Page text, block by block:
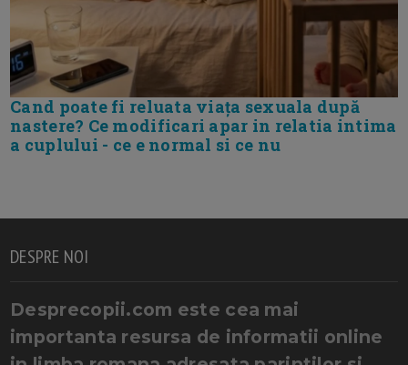
Cand poate fi reluata viața sexuala după
nastere? Ce modificari apar in relatia intima
a cuplului - ce e normal si ce nu
DESPRE NOI
Desprecopii.com este cea mai
importanta resursa de informatii online